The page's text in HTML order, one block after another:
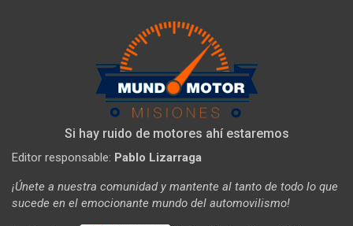
Si hay ruido de motores ahí estaremos
Editor responsable: Pablo Lizarraga
¡Únete a nuestra comunidad y mantente al tanto de todo lo que
sucede en el emocionante mundo del automovilismo!